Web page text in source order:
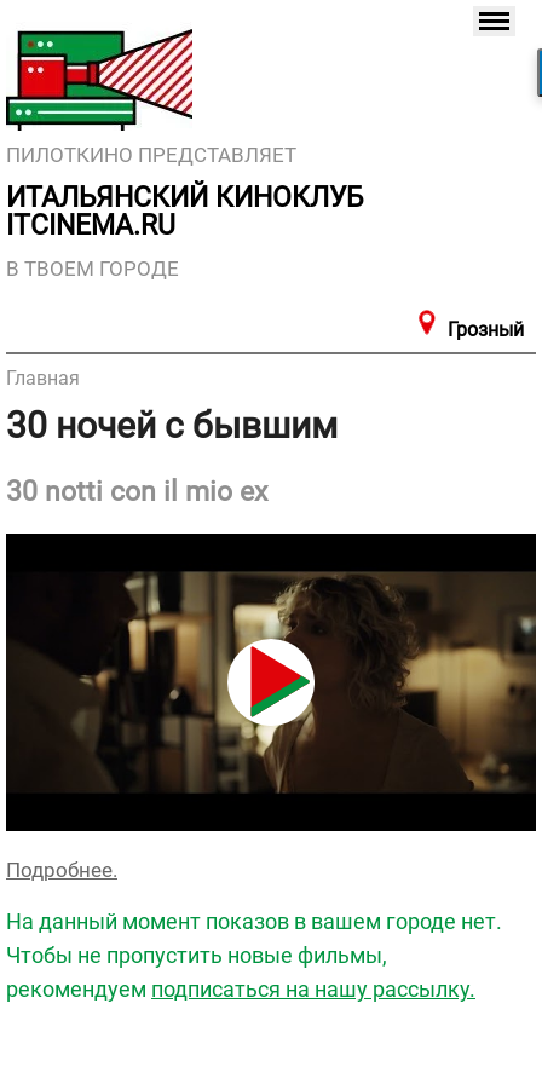
ПИЛОТКИНО ПРЕДСТАВЛЯЕТ
ИТАЛЬЯНСКИЙ КИНОКЛУБ
ITCINEMA.RU
В ТВОЕМ ГОРОДЕ
Грозный
Главная
30 ночей с бывшим
30 notti con il mio ex
Подробнее.
На данный момент показов в вашем городе нет.
Чтобы не пропустить новые фильмы,
рекомендуем подписаться на нашу рассылку.